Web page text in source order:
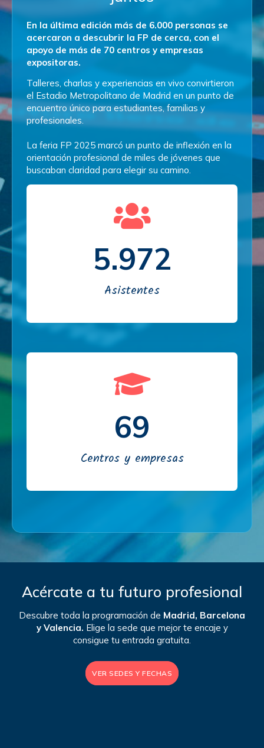
En la última edición más de 6.000 personas se
acercaron a descubrir la FP de cerca, con el
apoyo de más de 70 centros y empresas
expositoras.
Talleres, charlas y experiencias en vivo convirtieron
el Estadio Metropolitano de Madrid en un punto de
encuentro único para estudiantes, familias y
profesionales.
La feria FP 2025 marcó un punto de inflexión en la
orientación profesional de miles de jóvenes que
buscaban claridad para elegir su camino.
6.000
Asistentes
70
Centros y empresas
Acércate a tu futuro profesional
Descubre toda la programación de Madrid, Barcelona
y Valencia. Elige la sede que mejor te encaje y
consigue tu entrada gratuita.
VER SEDES Y FECHAS